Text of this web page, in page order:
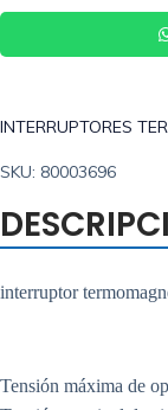
INTERRUPTORES
SKU: 80003696
interruptor
Tensión máxima de